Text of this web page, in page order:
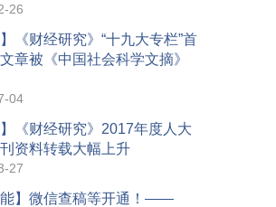
26
】《财经研究》“十九大专栏”首
章被《中国社会科学文摘》
04
】《财经研究》2017年度人大
资料转载大幅上升
27
能】微信查稿等开通！——